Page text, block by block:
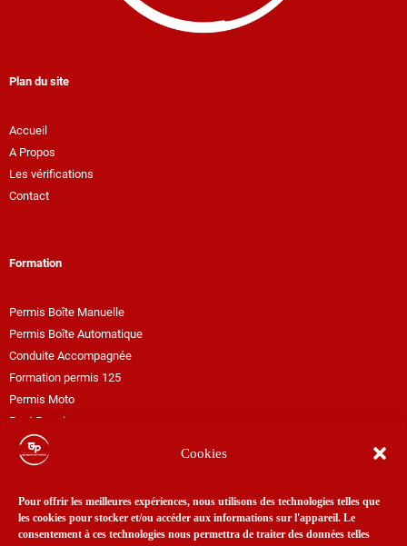
Cookies
Pour offrir les meilleures expériences, nous utilisons des technologies telles que
les cookies pour stocker et/ou accéder aux informations sur l'appareil. Le
consentement à ces technologies nous permettra de traiter des données telles
Plan du site
Accueil
A Propos
Les vérifications
Contact
Formation
Permis Boîte Manuelle
Permis Boîte Automatique
Conduite Accompagnée
Formation permis 125
Permis Moto
Post Permis
Passerelle BEA vers B
Passerelle A2 vers A
Financements